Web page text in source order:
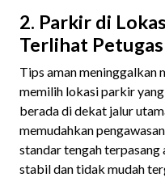
2. Parkir di
Terlihat Petugas
Tips aman meninggalkan
memilih lokasi parkir
berada di dekat jalur
memudahkan
standar tengah
stabil dan tidak mudah